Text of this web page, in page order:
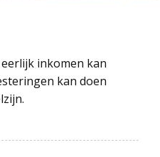
inkomen kan
kan doen